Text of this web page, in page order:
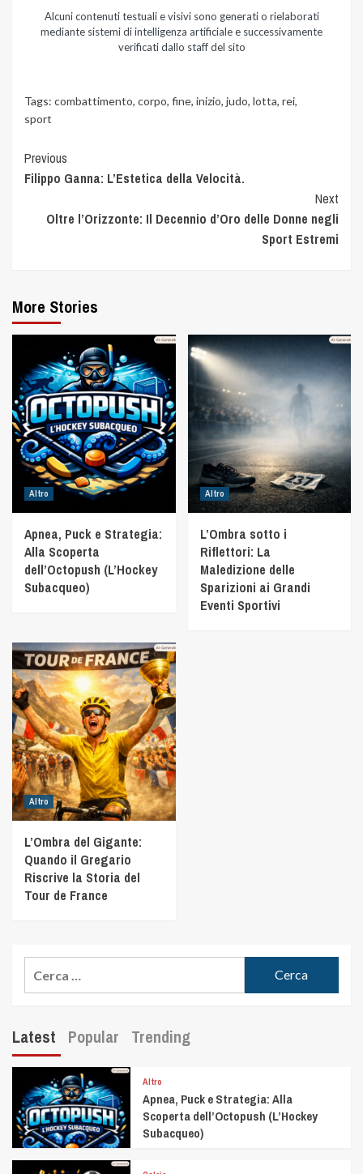
Alcuni contenuti testuali e visivi sono generati o rielaborati
mediante sistemi di intelligenza artificiale e successivamente
verificati dallo staff del sito
Tags: combattimento, corpo, fine, inizio, judo, lotta, rei,
sport
Previous
Filippo Ganna: L’Estetica della Velocità.
Next
Oltre l’Orizzonte: Il Decennio d’Oro delle Donne negli
Sport Estremi
More Stories
Altro
Apnea, Puck e Strategia:
Alla Scoperta
dell’Octopush (L’Hockey
Subacqueo)
Altro
L’Ombra sotto i
Riflettori: La
Maledizione delle
Sparizioni ai Grandi
Eventi Sportivi
Altro
L’Ombra del Gigante:
Quando il Gregario
Riscrive la Storia del
Tour de France
Latest Popular Trending
Altro
Apnea, Puck e Strategia: Alla
Scoperta dell’Octopush (L’Hockey
Subacqueo)